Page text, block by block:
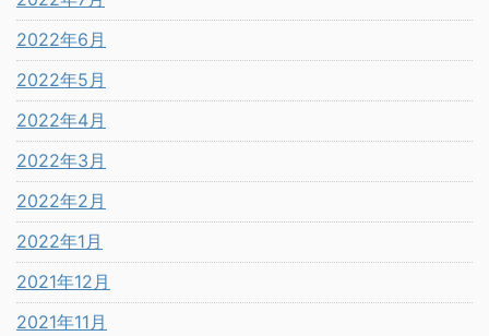
2022年6月
2022年5月
2022年4月
2022年3月
2022年2月
2022年1月
2021年12月
2021年11月